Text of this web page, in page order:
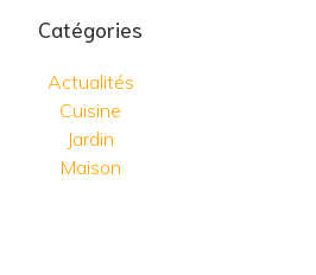
Catégories
Actualités
Cuisine
Jardin
Maison